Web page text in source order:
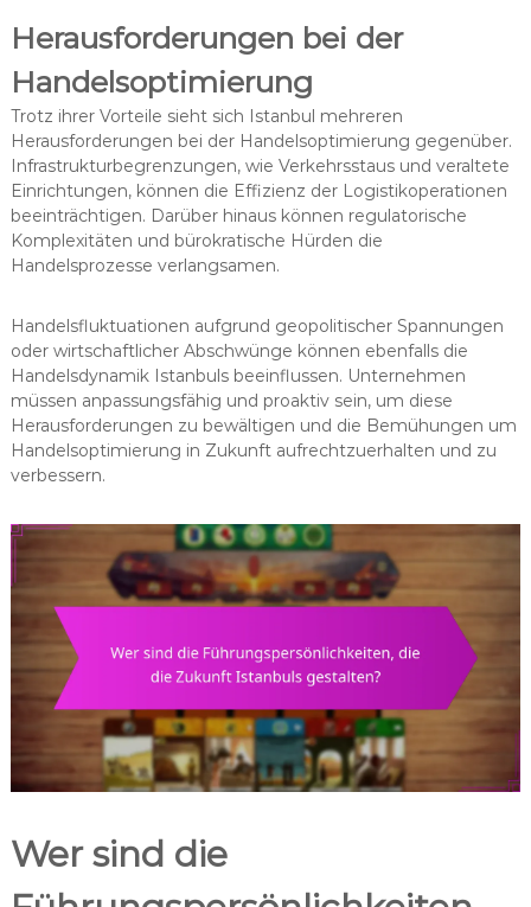
Herausforderungen bei der
Handelsoptimierung
Trotz ihrer Vorteile sieht sich Istanbul mehreren
Herausforderungen bei der Handelsoptimierung gegenüber.
Infrastrukturbegrenzungen, wie Verkehrsstaus und veraltete
Einrichtungen, können die Effizienz der Logistikoperationen
beeinträchtigen. Darüber hinaus können regulatorische
Komplexitäten und bürokratische Hürden die
Handelsprozesse verlangsamen.
Handelsfluktuationen aufgrund geopolitischer Spannungen
oder wirtschaftlicher Abschwünge können ebenfalls die
Handelsdynamik Istanbuls beeinflussen. Unternehmen
müssen anpassungsfähig und proaktiv sein, um diese
Herausforderungen zu bewältigen und die Bemühungen um
Handelsoptimierung in Zukunft aufrechtzuerhalten und zu
verbessern.
Wer sind die